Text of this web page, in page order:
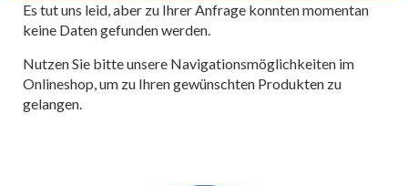
Es tut uns leid, aber zu Ihrer Anfrage konnten momentan
keine Daten gefunden werden.
Nutzen Sie bitte unsere Navigationsmöglichkeiten im
Onlineshop, um zu Ihren gewünschten Produkten zu
gelangen.